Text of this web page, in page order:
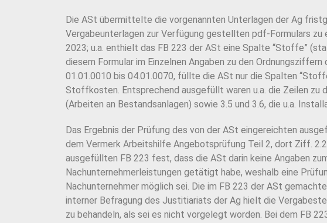
Die ASt übermittelte die vorgenannten Unterlagen der Ag
Vergabeunterlagen zur Verfügung gestellten pdf-Formulars
2023; u.a. enthielt das FB 223 der ASt eine Spalte “Stoffe”
diesem Formular im Einzelnen Angaben zu den
01.01.0010 bis 04.01.0070, füllte die ASt nur die Spalten
Stoffkosten. Entsprechend ausgefüllt waren u.a. die Zeilen zu
(Arbeiten an Bestandsanlagen) sowie 3.5 und 3.6, die u.a.
Das Ergebnis der Prüfung des von der ASt eingereichten
dem Vermerk Arbeitshilfe Angebotsprüfung Teil 2, dort Ziff.
ausgefüllten FB 223 fest, dass die ASt darin keine Angaben
Nachunternehmerleistungen getätigt habe, weshalb eine
Nachunternehmer möglich sei. Die im FB 223 der ASt
interner Befragung des Justitiariats der Ag hielt die
zu behandeln, als sei es nicht vorgelegt worden. Bei dem FB